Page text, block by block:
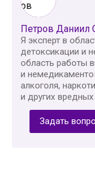
Петров Даниил
Я эксперт в
детоксикации и
область работы
и
алкоголя,
и других
Задать